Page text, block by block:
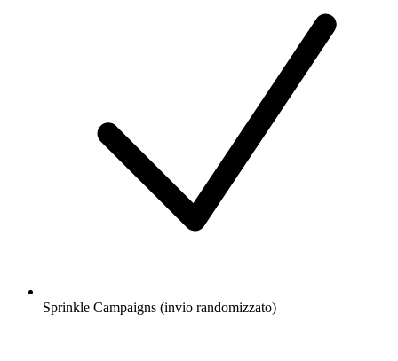
Sprinkle Campaigns (invio randomizzato)